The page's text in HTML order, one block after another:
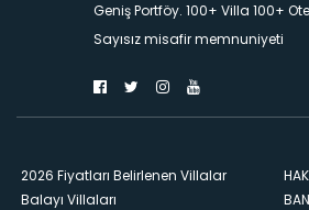
Geniş Portföy. 100+ Villa 100+
Sayısız misafir memnuniyeti
2026 Fiyatları Belirlenen Villalar
Balayı Villaları